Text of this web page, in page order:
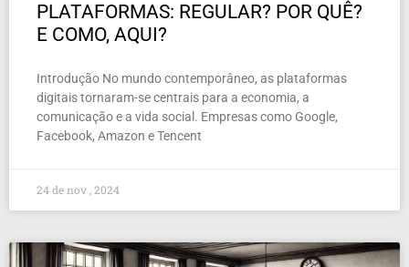
PLATAFORMAS: REGULAR? POR QUÊ?
E COMO, AQUI?
Introdução No mundo contemporâneo, as plataformas
digitais tornaram-se centrais para a economia, a
comunicação e a vida social. Empresas como Google,
Facebook, Amazon e Tencent
24 de nov , 2024